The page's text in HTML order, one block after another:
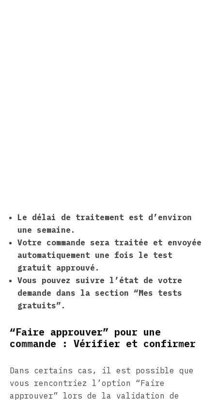
Le délai de traitement est d’environ
une semaine.
Votre commande sera traitée et envoyée
automatiquement une fois le test
gratuit approuvé.
Vous pouvez suivre l’état de votre
demande dans la section “Mes tests
gratuits”.
“Faire approuver” pour une
commande : Vérifier et confirmer
Dans certains cas, il est possible que
vous rencontriez l’option “Faire
approuver” lors de la validation de